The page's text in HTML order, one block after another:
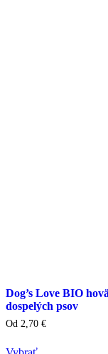
Dog’s Love BIO
dospelých psov
Od 2,70 €